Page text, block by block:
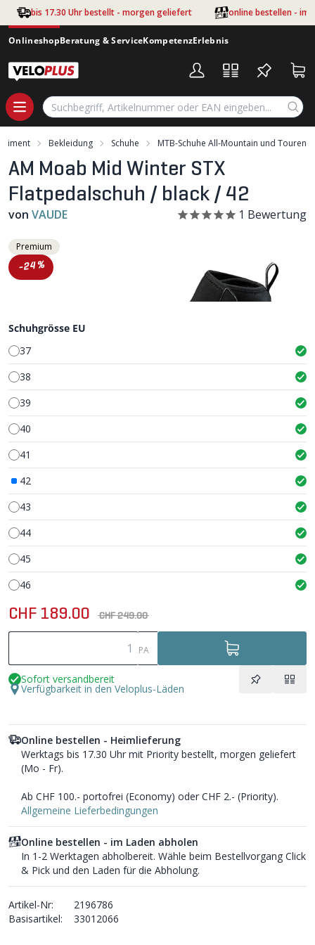
Zum Hauptinhalt springen
bis 17.30 Uhr bestellt - morgen geliefert online bestellen - im
OnlineshopBeratung & ServiceKompetenzErlebnis
Bekleidung Schuhe MTB-Schuhe All-Mountain und Touren
AM Moab Mid Winter STX
Flatpedalschuh / black / 42
von VAUDE 1 Bewertung
Premium
-24%
Schuhgrösse EU
37
38
39
40
41
42
43
44
45
46
CHF 189.00 CHF 249.00
PA
Sofort versandbereit
Verfügbarkeit in den Veloplus-Läden
Online bestellen - Heimlieferung
Werktags bis 17.30 Uhr mit Priority bestellt, morgen geliefert
(Mo - Fr).
Ab CHF 100.- portofrei (Economy) oder CHF 2.- (Priority).
Allgemeine Lieferbedingungen
Online bestellen - im Laden abholen
In 1-2 Werktagen abholbereit. Wähle beim Bestellvorgang Click
& Pick und den Laden für die Abholung.
Artikel-Nr:
2196786
Basisartikel:
33012066